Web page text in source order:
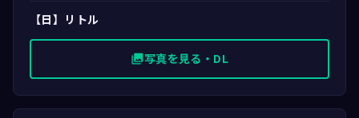
【日】リトル
photo_library写真を見る・DL